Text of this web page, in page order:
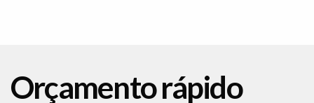
Orçamento rápido